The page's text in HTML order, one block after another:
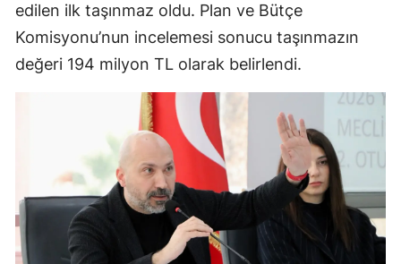
edilen ilk taşınmaz oldu. Plan ve Bütçe
Komisyonu’nun incelemesi sonucu taşınmazın
değeri 194 milyon TL olarak belirlendi.